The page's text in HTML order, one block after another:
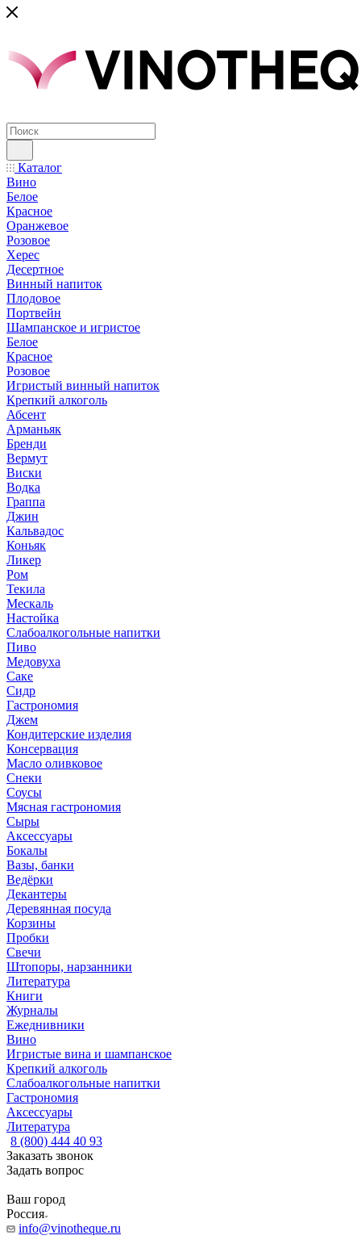
Каталог
Вино
Белое
Красное
Оранжевое
Розовое
Херес
Десертное
Винный напиток
Плодовое
Портвейн
Шампанское и игристое
Белое
Красное
Розовое
Игристый винный напиток
Крепкий алкоголь
Абсент
Арманьяк
Бренди
Вермут
Виски
Водка
Граппа
Джин
Кальвадос
Коньяк
Ликер
Ром
Текила
Мескаль
Настойка
Слабоалкогольные напитки
Пиво
Медовуха
Саке
Сидр
Гастрономия
Джем
Кондитерские изделия
Консервация
Масло оливковое
Снеки
Соусы
Мясная гастрономия
Сыры
Аксессуары
Бокалы
Вазы, банки
Ведёрки
Декантеры
Деревянная посуда
Корзины
Пробки
Свечи
Штопоры, нарзанники
Литература
Книги
Журналы
Ежеднивники
Вино
Игристые вина и шампанское
Крепкий алкоголь
Слабоалкогольные напитки
Гастрономия
Аксессуары
Литература
8 (800) 444 40 93
Заказать звонок
Задать вопрос
Ваш город
Россия
info@vinotheque.ru